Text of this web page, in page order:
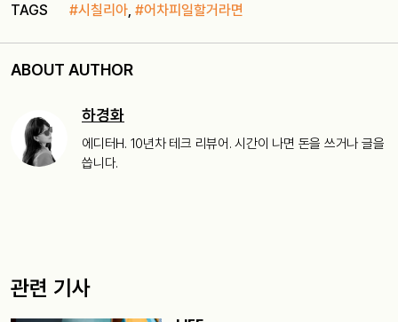
TAGS #시칠리아, #어차피일할거라면
ABOUT AUTHOR
하경화
에디터H. 10년차 테크 리뷰어. 시간이 나면 돈을 쓰거나 글을
씁니다.
관련 기사